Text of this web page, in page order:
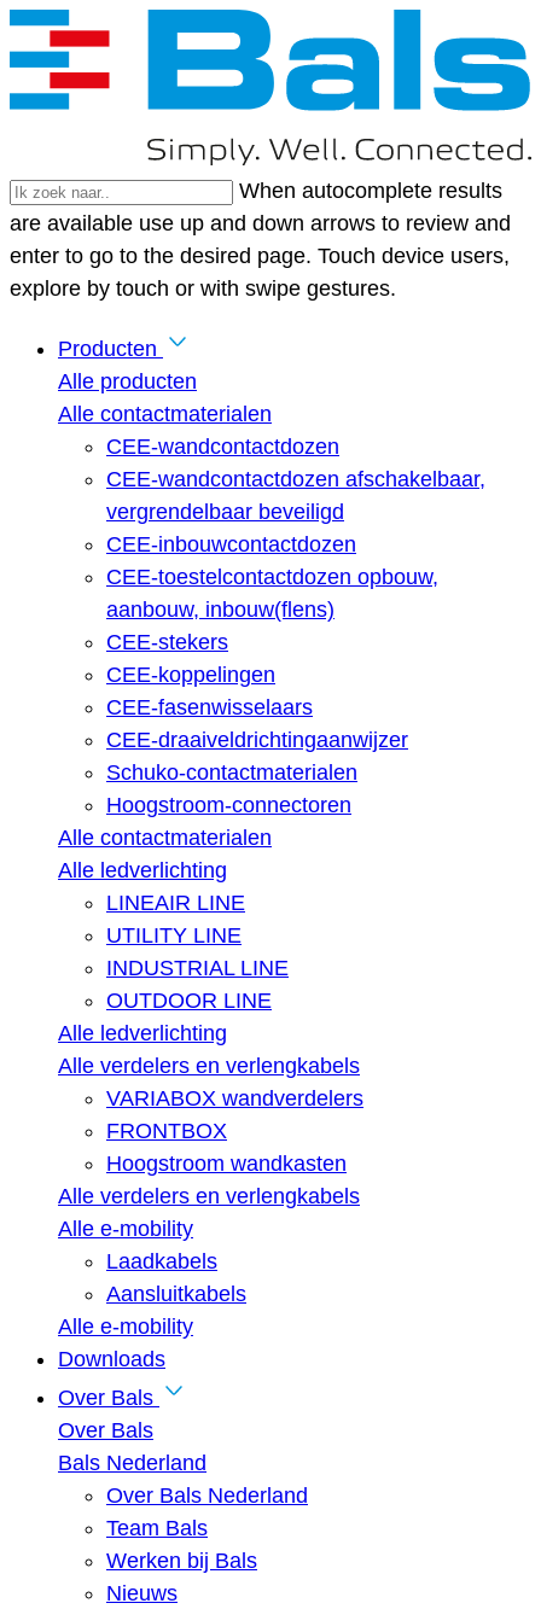
When autocomplete results
are available use up and down arrows to review and
enter to go to the desired page. Touch device users,
explore by touch or with swipe gestures.
Producten
Alle producten
Alle contactmaterialen
CEE-wandcontactdozen
CEE-wandcontactdozen afschakelbaar,
vergrendelbaar beveiligd
CEE-inbouwcontactdozen
CEE-toestelcontactdozen opbouw,
aanbouw, inbouw(flens)
CEE-stekers
CEE-koppelingen
CEE-fasenwisselaars
CEE-draaiveldrichtingaanwijzer
Schuko-contactmaterialen
Hoogstroom-connectoren
Alle contactmaterialen
Alle ledverlichting
LINEAIR LINE
UTILITY LINE
INDUSTRIAL LINE
OUTDOOR LINE
Alle ledverlichting
Alle verdelers en verlengkabels
VARIABOX wandverdelers
FRONTBOX
Hoogstroom wandkasten
Alle verdelers en verlengkabels
Alle e-mobility
Laadkabels
Aansluitkabels
Alle e-mobility
Downloads
Over Bals
Over Bals
Bals Nederland
Over Bals Nederland
Team Bals
Werken bij Bals
Nieuws